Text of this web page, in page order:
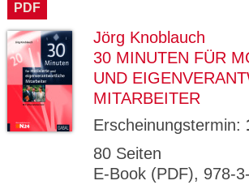
PDF
Jörg Knoblauch
30 MINUTEN FÜR
UND
MITARBEITER
Erscheinungstermin:
80 Seiten
E-Book (PDF), 978-